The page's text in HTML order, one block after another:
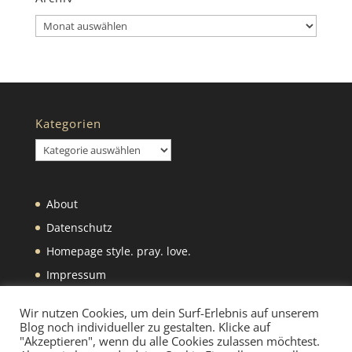
Archiv
Kategorien
Kategorien
About
Datenschutz
Homepage style. pray. love.
Impressum
Wir nutzen Cookies, um dein Surf-Erlebnis auf unserem
Blog noch individueller zu gestalten. Klicke auf
"Akzeptieren", wenn du alle Cookies zulassen möchtest.